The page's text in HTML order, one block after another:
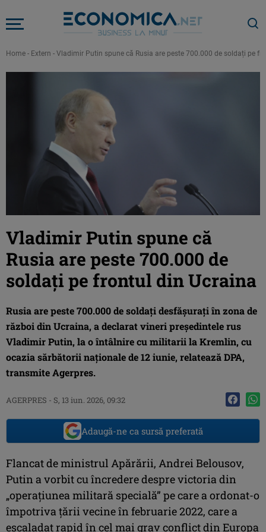
Home - Extern - Vladimir Putin spune că Rusia are peste 700.000 de soldați pe
Vladimir Putin spune că
Rusia are peste 700.000 de
soldați pe frontul din Ucraina
Rusia are peste 700.000 de soldaţi desfăşuraţi în zona de
război din Ucraina, a declarat vineri preşedintele rus
Vladimir Putin, la o întâlnire cu militarii la Kremlin, cu
ocazia sărbătorii naţionale de 12 iunie, relatează DPA,
transmite Agerpres.
AGERPRES - S, 13 iun. 2026, 09:32
Adaugă-ne ca sursă preferată
Flancat de ministrul Apărării, Andrei Belousov,
Putin a vorbit cu încredere despre victoria din
„operaţiunea militară specială” pe care a ordonat-o
împotriva ţării vecine în februarie 2022, care a
escaladat rapid în cel mai grav conflict din Europa